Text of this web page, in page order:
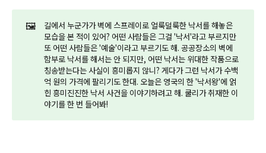
🖼️
길에서 누군가가 벽에 스프레이로 얼룩덜룩한 낙서를 해놓은
모습을 본 적이 있어? 어떤 사람들은 그걸 '낙서'라고 부르지만
또 어떤 사람들은 '예술'이라고 부르기도 해. 공공장소의 벽에
함부로 낙서를 해서는 안 되지만, 어떤 낙서는 위대한 작품으로
칭송받는다는 사실이 흥미롭지 않니? 게다가 그런 낙서가 수백
억 원의 가격에 팔리기도 한대. 오늘은 영국의 한 '낙서왕'에 얽
힌 흥미진진한 낙서 사건을 이야기하려고 해. 쿨리가 취재한 이
야기를 한 번 들어봐!